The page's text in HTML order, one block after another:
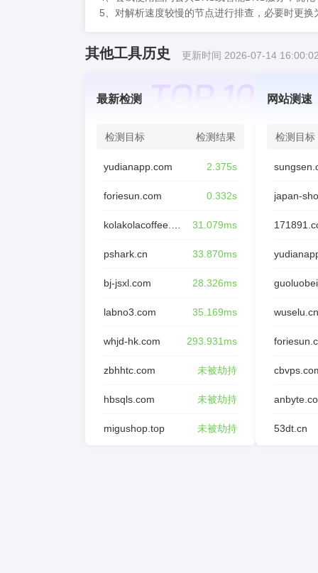
5、对解析速度较慢的节点进行排查，必要时更
其他工具历史 更新时间 2026-07-14
最新检测
检测目标 检测结果
yudianapp.com 2.375s
foriesun.com 0.332s
31.079ms
pshark.cn 33.870ms
bj-jsxl.com 28.326ms
labno3.com 35.169ms
whjd-hk.com 293.931ms
zbhhtc.com 未被劫持
hbsqls.com 未被劫持
migushop.top 未被劫持
网站测速
检测目标
japan-
wuselu.cn
53dt.cn